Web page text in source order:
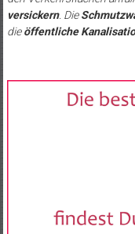
versickern. Die
dieöffentliche